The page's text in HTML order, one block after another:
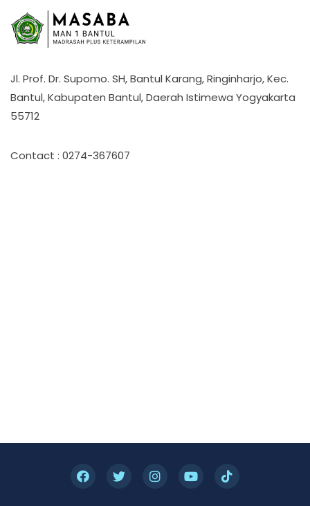
Jl. Prof. Dr. Supomo. SH, Bantul Karang, Ringinharjo, Kec.
Bantul, Kabupaten Bantul, Daerah Istimewa Yogyakarta
55712
Contact : 0274-367607